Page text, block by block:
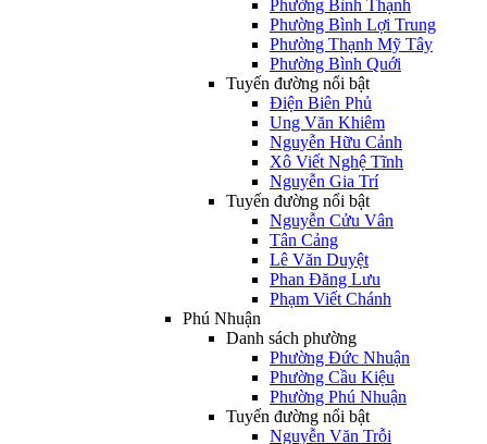
Phường Bình Thạnh
Phường Bình Lợi Trung
Phường Thạnh Mỹ Tây
Phường Bình Quới
Tuyến đường nổi bật
Điện Biên Phủ
Ung Văn Khiêm
Nguyễn Hữu Cảnh
Xô Viết Nghệ Tĩnh
Nguyễn Gia Trí
Tuyến đường nổi bật
Nguyễn Cửu Vân
Tân Cảng
Lê Văn Duyệt
Phan Đăng Lưu
Phạm Viết Chánh
Phú Nhuận
Danh sách phường
Phường Đức Nhuận
Phường Cầu Kiệu
Phường Phú Nhuận
Tuyến đường nổi bật
Nguyễn Văn Trỗi